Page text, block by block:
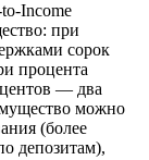
Income
при
сорок
процента
— два
можно
(более
депозитам),